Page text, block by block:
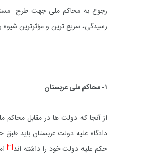
رجوع به محاکم ملی جهت طرح
رسیدگی، سریع ترین و مؤثرترین
۱- محاکم ملی عربستان
از آنجا که دولت ها در مقابل
دادگاه علیه دولت عربستان باید
حکم علیه دولت خود را داشته اند[۳]